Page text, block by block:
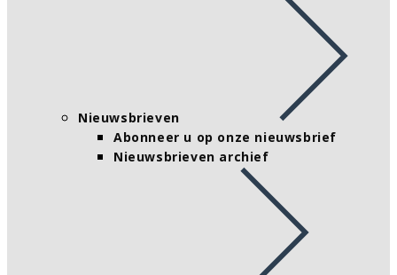
Nieuwsbrieven
Abonneer u op onze nieuwsbrief
Nieuwsbrieven archief